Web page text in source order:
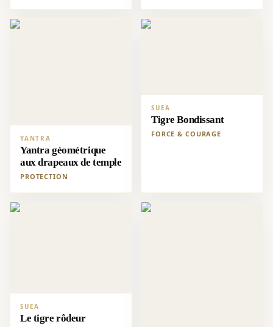
YANTRA
Yantra géométrique
aux drapeaux de temple
PROTECTION
SUEA
Tigre Bondissant
FORCE & COURAGE
SUEA
Le tigre rôdeur